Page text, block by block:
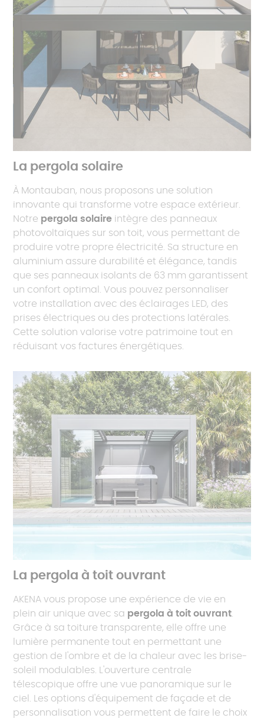
La pergola solaire
À Montauban, nous proposons une solution
innovante qui transforme votre espace extérieur.
Notre pergola solaire intègre des panneaux
photovoltaïques sur son toit, vous permettant de
produire votre propre électricité. Sa structure en
aluminium assure durabilité et élégance, tandis
que ses panneaux isolants de 63 mm garantissent
un confort optimal. Vous pouvez personnaliser
votre installation avec des éclairages LED, des
prises électriques ou des protections latérales.
Cette solution valorise votre patrimoine tout en
réduisant vos factures énergétiques.
La pergola à toit ouvrant
AKENA vous propose une expérience de vie en
plein air unique avec sa pergola à toit ouvrant
Grâce à sa toiture transparente, elle offre une
lumière permanente tout en permettant une
gestion de l'ombre et de la chaleur avec les brise-
soleil modulables. L'ouverture centrale
télescopique offre une vue panoramique sur le
ciel. Les options d'équipement de façade et de
personnalisation vous permettent de faire le choix